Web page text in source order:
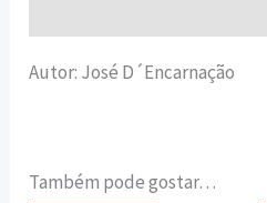
Autor: José D´Encarnação
Também pode gostar…